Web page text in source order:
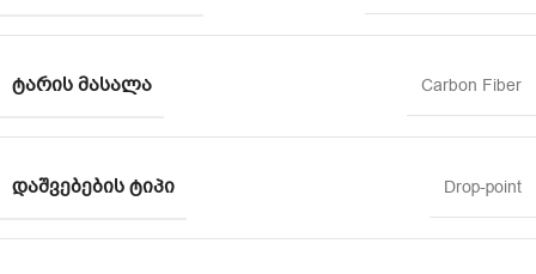
ᲢᲐᲠᲘᲡ ᲛᲐᲡᲐᲚᲐ Carbon Fiber
ᲓᲐᲨᲕᲔᲑᲔᲑᲘᲡ ᲢᲘᲞᲘ Drop-point